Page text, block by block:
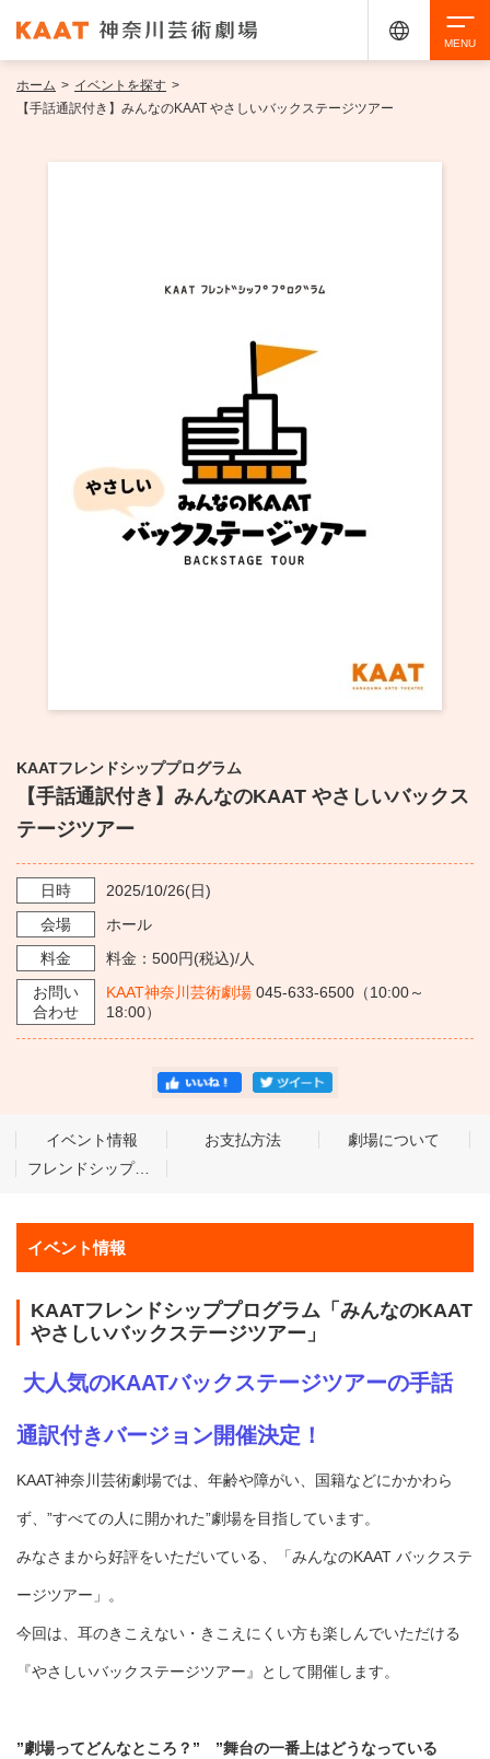
イベントを探す
・ 館内サービス・アクセシビリティ
・ フロアマップ
・ レストラン/カフェ
KAATについて
・ レストラン/カフェ
ホーム > イベントを探す >
【手話通訳付き】みんなのKAAT やさしいバックステージツアー
KAATフレンドシッププログラム
【手話通訳付き】みんなのKAAT やさしいバックス
テージツアー
日時 2025/10/26(日)
会場
ホール
料金
料金：500円(税込)/人
お問い
合わせ
KAAT神奈川芸術劇場 045-633-6500（10:00～
18:00）
イベント情報 お支払方法
劇場について
フレンドシッププログラムとは
イベント情報
KAATフレンドシッププログラム「みんなのKAAT
やさしいバックステージツアー」
大人気のKAATバックステージツアーの手話
通訳付きバージョン開催決定！
KAAT神奈川芸術劇場では、年齢や障がい、国籍などにかかわら
ず、”すべての人に開かれた”劇場を目指しています。
みなさまから好評をいただいている、「みんなのKAAT バックステ
ージツアー」。
今回は、耳のきこえない・きこえにくい方も楽しんでいただける
『やさしいバックステージツアー』として開催します。
”劇場ってどんなところ？” ”舞台の一番上はどうなっている